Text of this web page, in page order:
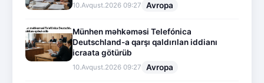
10.Avqust.2026 09:27 Avropa
Münhen məhkəməsi Telefónica
Deutschland-a qarşı qaldırılan iddianı
icraata götürüb
10.Avqust.2026 09:27 Avropa